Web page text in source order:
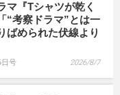
マ『Tシャツが乾く
“考察ドラマ”とは一
ばめられた伏線より
日号 2026/8/7